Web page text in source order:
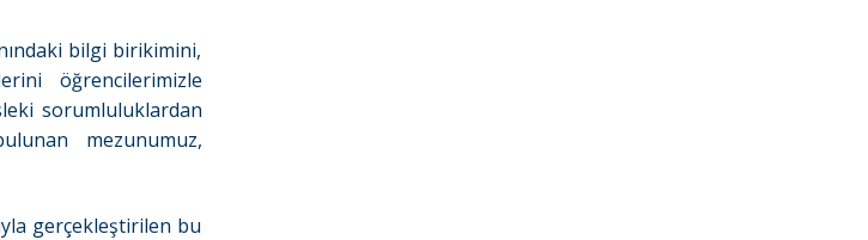
bilgi birikimini,
öğrencilerimizle
sorumluluklardan
mezunumuz,
gerçekleştirilen bu